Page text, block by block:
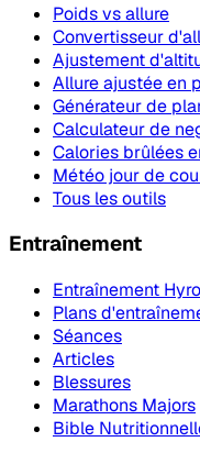
Poids vs allure
Convertisseur
Ajustement
Allure ajustée en
Générateur de
Calculateur de
Calories brûlées
Météo jour de
Tous les outils
Entraînement
Entraînement
Plans
Séances
Articles
Blessures
Marathons Majors
Bible